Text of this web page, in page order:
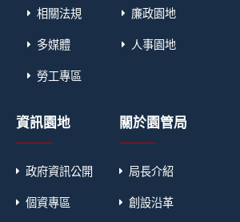
相關法規
多媒體
勞工專區
廉政園地
人事園地
資訊園地
政府資訊公開
個資專區
關於園管局
局長介紹
創設沿革